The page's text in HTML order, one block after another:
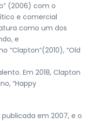
(2006) com o
e comercial
como um dos
e
“Clapton”(2010), “Old
Em 2018, Clapton
“Happy
em 2007, e o